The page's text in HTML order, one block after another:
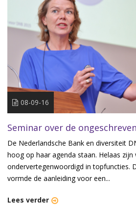
08-09-16
Seminar over de
De Nederlandsche Bank en diversiteit
hoog op haar agenda staan. Helaas
ondervertegenwoordigd in topfuncties.
vormde de aanleiding voor een...
Lees verder